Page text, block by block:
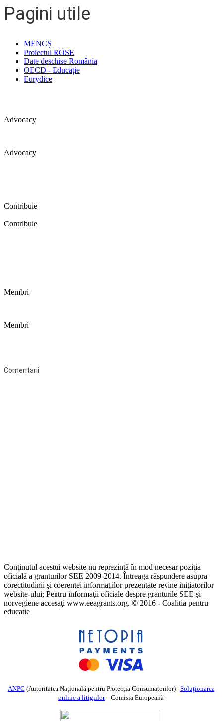
Pagini utile
MENCȘ
Proiectul ROSE
Date deschise România
OECD - Educație
Eurydice
Advocacy
Advocacy
Contribuie
Contribuie
Membri
Membri
Comentarii
Conţinutul acestui website nu reprezintă în mod necesar poziţia
oficială a granturilor SEE 2009-2014. Întreaga răspundere asupra
corectitudinii şi coerenţei informaţiilor prezentate revine iniţiatorilor
website-ului; Pentru informaţii oficiale despre granturile SEE şi
norvegiene accesaţi www.eeagrants.org. © 2016 - Coalitia pentru
educatie
ANPC (Autoritatea Națională pentru Protecția Consumatorilor) | Soluționarea
online a litigiilor– Comisia Europeană